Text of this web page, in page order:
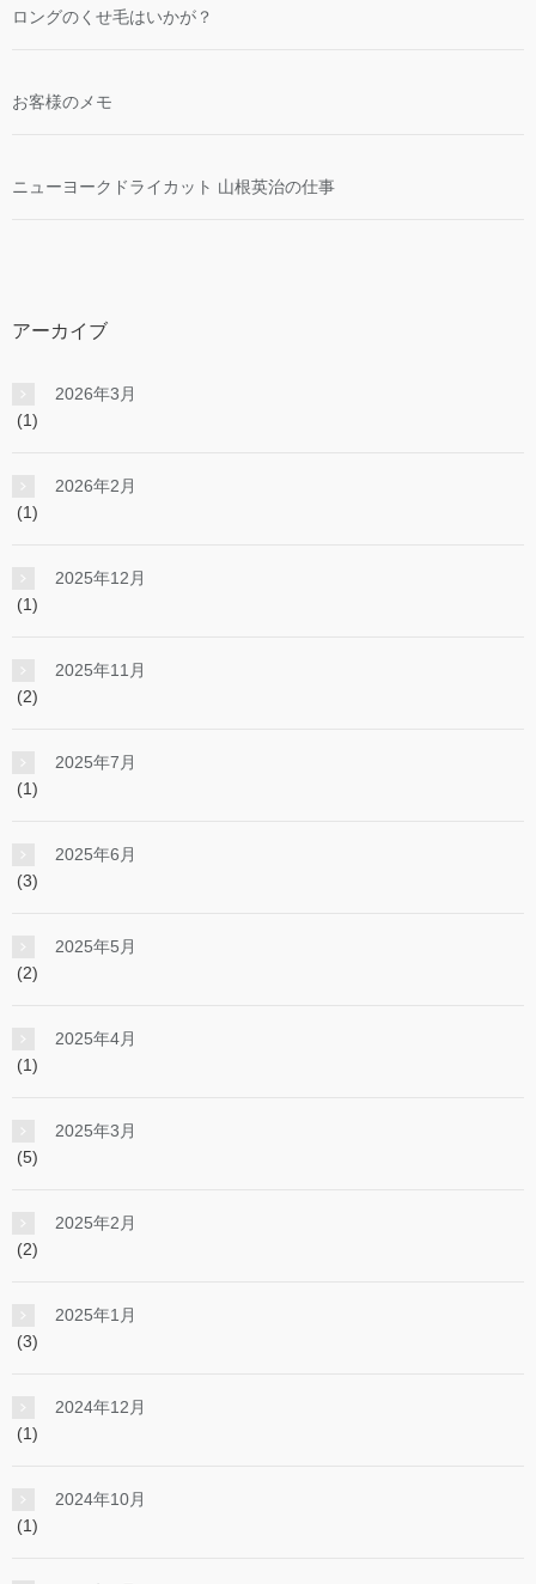
ロングのくせ毛はいかが？
お客様のメモ
ニューヨークドライカット 山根英治の仕事
アーカイブ
2026年3月
(1)
2026年2月
(1)
2025年12月
(1)
2025年11月
(2)
2025年7月
(1)
2025年6月
(3)
2025年5月
(2)
2025年4月
(1)
2025年3月
(5)
2025年2月
(2)
2025年1月
(3)
2024年12月
(1)
2024年10月
(1)